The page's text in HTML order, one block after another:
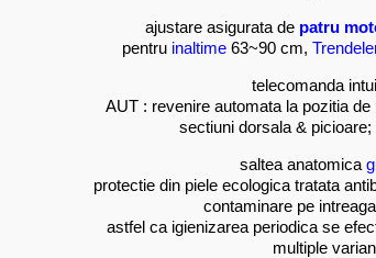
ajustare asigurata de patru
pentru inaltime 63~90 cm,
telecomanda
AUT : revenire automata la pozitia
sectiuni dorsala &
saltea anatomica
protectie din piele ecologica tratata
contaminare pe
astfel ca igienizarea periodica se
multiple